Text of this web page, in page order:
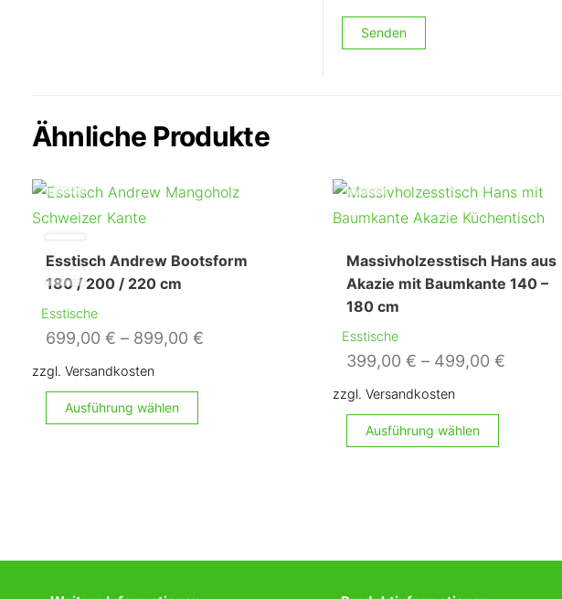
Ähnliche Produkte
Esstisch Andrew Bootsform
180 / 200 / 220 cm
Esstische
699,00 € – 899,00 €
zzgl. Versandkosten
Ausführung wählen
Massivholzesstisch Hans aus
Akazie mit Baumkante 140 –
180 cm
Esstische
399,00€ – 499,00€
zzgl. Versandkosten
Ausführung wählen